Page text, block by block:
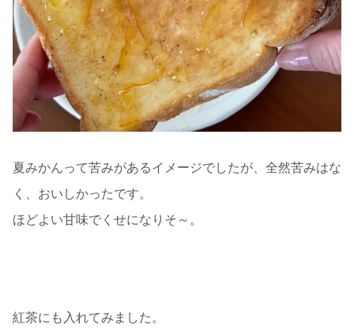
夏みかんって苦みがあるイメージでしたが、全然苦みはな
く、おいしかったです。
ほどよい甘味でくせになりそ～。
紅茶にも入れてみました。